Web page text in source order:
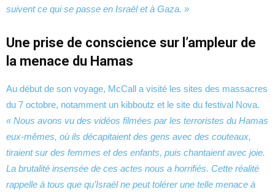
suivent ce qui se passe en Israël et à Gaza. »
Une prise de conscience sur l’ampleur de
la menace du Hamas
Au début de son voyage, McCall a visité les sites des massacres
du 7 octobre, notamment un kibboutz et le site du festival Nova.
« Nous avons vu des vidéos filmées par les terroristes du Hamas
eux-mêmes, où ils décapitaient des gens avec des couteaux,
tiraient sur des femmes et des enfants, puis chantaient avec joie.
La brutalité insensée de ces actes nous a horrifiés. Cette réalité
rappelle à tous que qu’Israël ne peut tolérer une telle menace à